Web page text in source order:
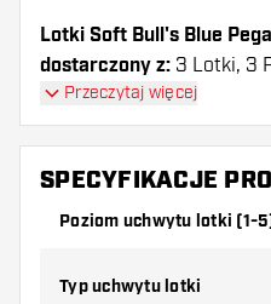
Lotki Soft Bull's Blue
dostarczony z: 3 Lotki, 3
Przeczytaj więcej
SPECYFIKACJE
Poziom uchwytu lotki (1-
Typ uchwytu lotki